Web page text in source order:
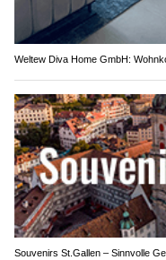
Weltew Diva Home GmbH:
Souvenirs St.Gallen – Sinnvolle